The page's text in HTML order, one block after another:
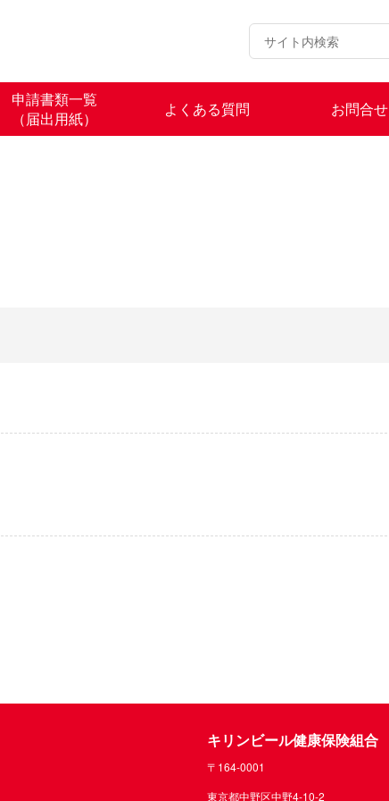
申請書類一覧
（届出用紙）
よくある質問 お問合せ
キリンビール健康保険組合
〒164-0001
東京都中野区中野4-10-2